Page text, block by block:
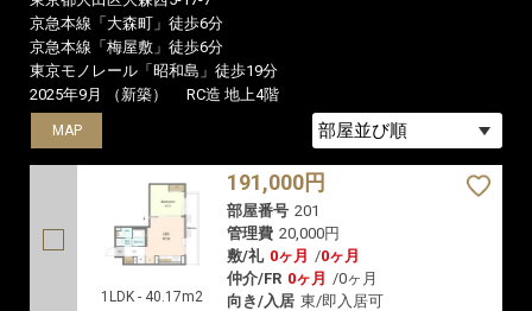
京急本線「大森町」徒歩6分
京急本線「梅屋敷」徒歩6分
東京モノレール「昭和島」徒歩19分
2025年9月 （新築）
RC造 地上4階
MAP
1LDK - 40.17m2
191,000円
部屋番号 201
管理費 20,000円
敷/礼 0ヶ月 /0ヶ月
仲介/FR 0ヶ月 /0ヶ月
向き/入居 東/即入居可